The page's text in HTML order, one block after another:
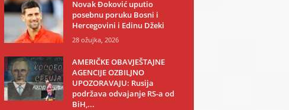
Novak Đoković uputio
posebnu poruku Bosni i
Hercegovini i Edinu Džeki
28 ožujka, 2026
AMERIČKE OBAVJEŠTAJNE
AGENCIJE OZBILJNO
UPOZORAVAJU: Rusija
podržava odvajanje RS-a od
BiH,...